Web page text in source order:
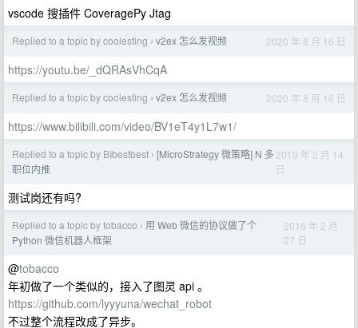
vscode 搜插件 CoveragePy Jtag
Replied to a topic by coolesting › v2ex 怎么发视频 2020 年 8 月 16 日
https://youtu.be/_dQRAsVhCqA
Replied to a topic by coolesting › v2ex 怎么发视频 2020 年 8 月 16 日
https://www.bilibili.com/video/BV1eT4y1L7w1/
Replied to a topic by BIbestbest › [MicroStrategy 微策略] N 多
职位内推
2019 年 2 月 14
日
测试岗还有吗?
Replied to a topic by tobacco › 用 Web 微信的协议做了个
Python 微信机器人框架
2016 年 2 月
27 日
@tobacco
年初做了一个类似的，接入了图灵 api 。
https://github.com/lyyyuna/wechat_robot
不过整个流程改成了异步。